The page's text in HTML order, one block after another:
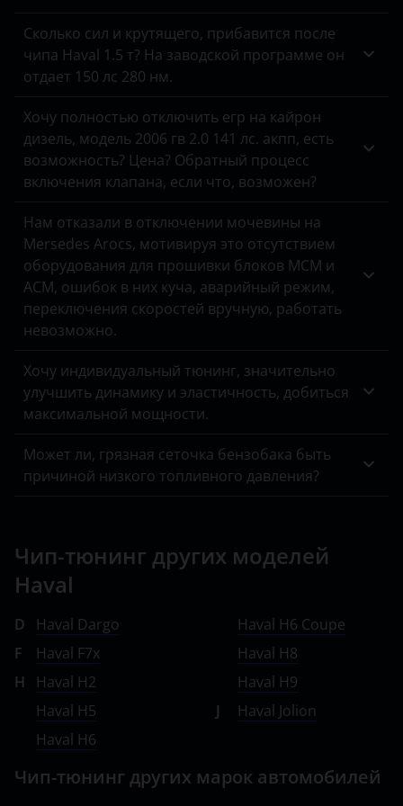
Iveco
JAC
Jeep
Kaiyi
Land Rover
Lexus
Lifan
Mazda
Mercedes-Benz
MINI
Omoda
Peugeot
Porsche
Ravon
Renault
Saab
Сколько сил и крутящего, прибавится после
чипа Haval 1.5 т? На заводской программе он
отдает 150 лс 280 нм.
Хочу полностью отключить егр на кайрон
дизель, модель 2006 гв 2.0 141 лс. акпп, есть
возможность? Цена? Обратный процесс
включения клапана, если что, возможен?
Нам отказали в отключении мочевины на
Mersedes Arocs, мотивируя это отсутствием
оборудования для прошивки блоков MCM и
ACM, ошибок в них куча, аварийный режим,
переключения скоростей вручную, работать
невозможно.
Хочу индивидуальный тюнинг, значительно
улучшить динамику и эластичность, добиться
максимальной мощности.
Может ли, грязная сеточка бензобака быть
причиной низкого топливного давления?
Чип-тюнинг других моделей
Haval
D
Haval Dargo
F
Haval F7x
H
Haval H2
Haval H5
Haval H6
Haval H6 Coupe
Haval H8
Haval H9
J
Haval Jolion
Чип-тюнинг других марок автомобилей